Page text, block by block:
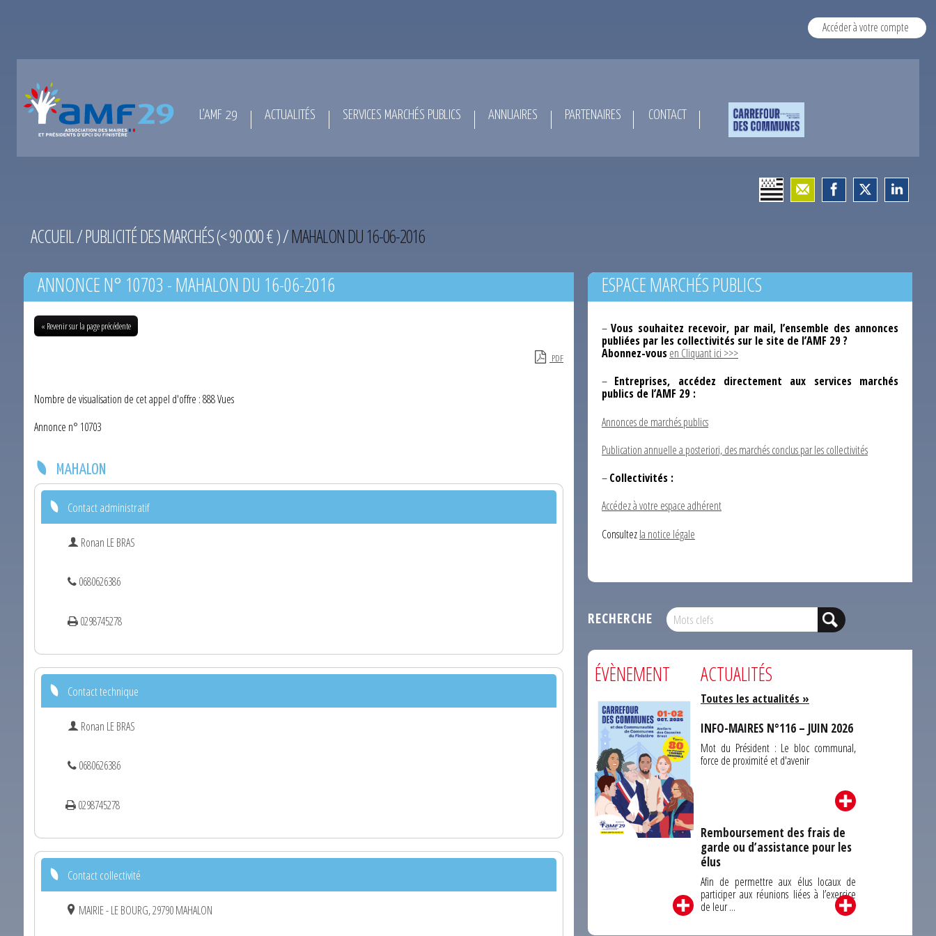
Accéder à votre compte
L’AMF 29 ACTUALITÉS SERVICES MARCHÉS PUBLICS ANNUAIRES PARTENAIRES CONTACT
ACCUEIL/PUBLICITÉ DES MARCHÉS (< 90 000 € )/MAHALON DU 16-06-2016
ANNONCE N° 10703 - MAHALON DU 16-06-2016
« Revenir sur la page précédente
PDF
Nombre de visualisation de cet appel d'offre : 888 Vues
Annonce n° 10703
MAHALON
Contact administratif
Ronan LE BRAS
0680626386
0298745278
Contact technique
Ronan LE BRAS
0680626386
0298745278
Contact collectivité
MAIRIE - LE BOURG, 29790 MAHALON
ESPACE MARCHÉS PUBLICS
–Vous souhaitez recevoir, par mail, l’ensemble des annonces
publiées par les collectivités sur le site de l’AMF 29 ?
Abonnez-vousen Cliquant ici >>>
– Entreprises, accédez directement aux services marchés
publics de l’AMF 29 :
Annonces de marchés publics
Publication annuelle a posteriori, des marchés conclus par les collectivités
–Collectivités :
Accédez à votre espace adhérent
Consultezla notice légale
RECHERCHE
ÉVÈNEMENT ACTUALITÉS
Toutes les actualités »
INFO-MAIRES N°116 – JUIN 2026
Mot du Président : Le bloc communal,
force de proximité et d'avenir
Remboursement des frais de
garde ou d’assistance pour les
élus
Afin de permettre aux élus locaux de
participer aux réunions liées à l’exercice
de leur ...